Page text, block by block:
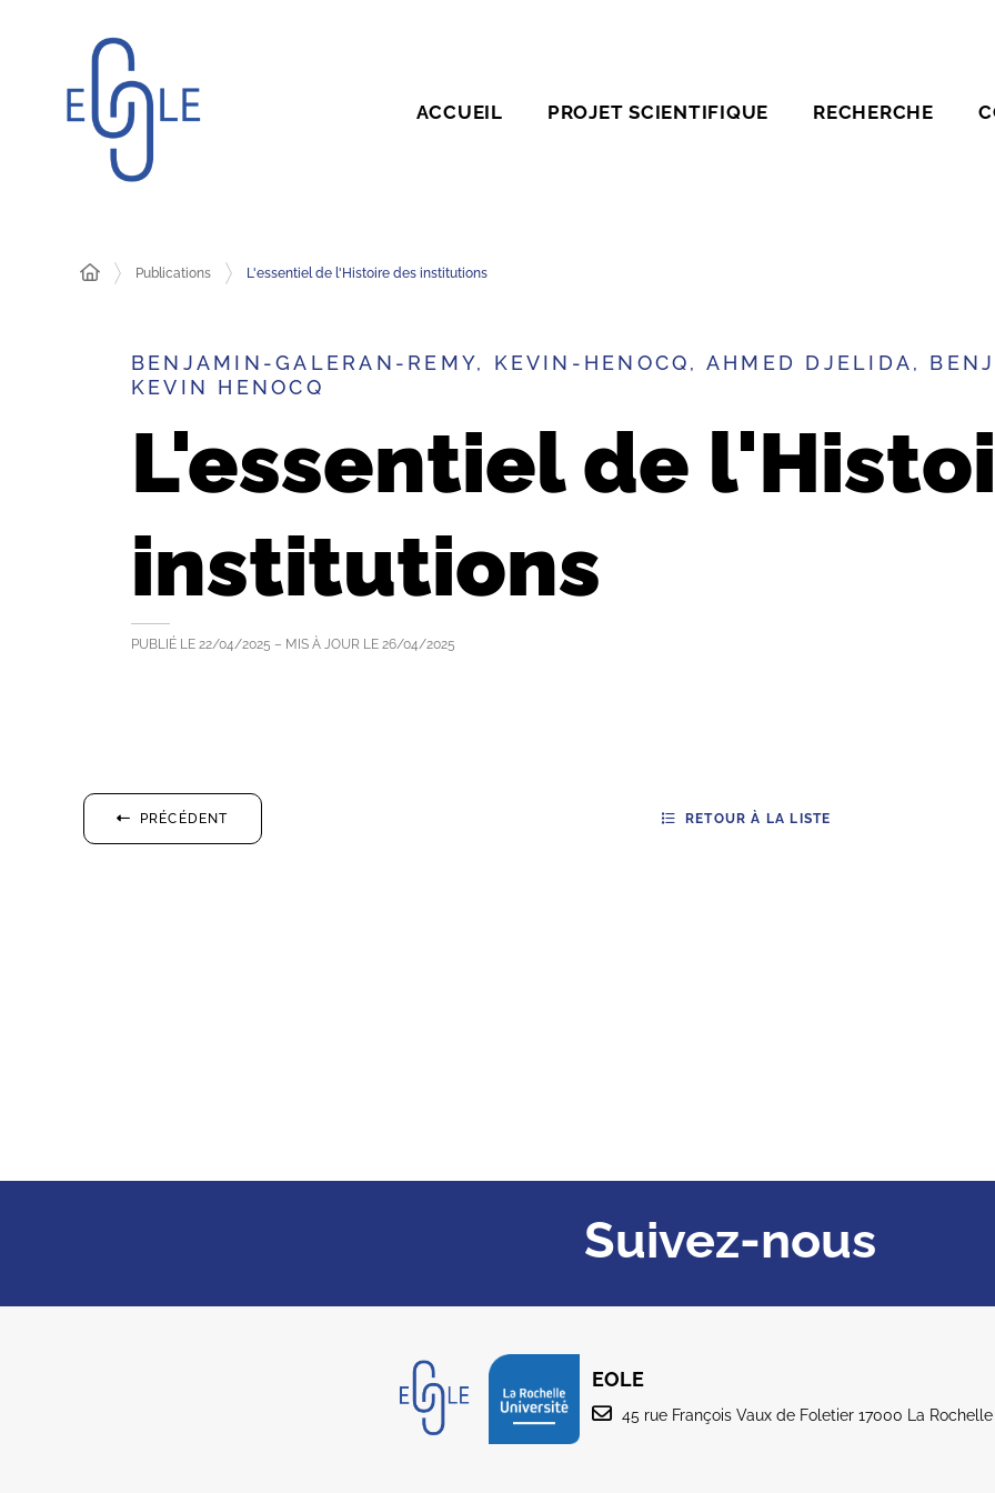
ACCUEIL PROJET SCIENTIFIQUE RECHERCHE
Publications L'essentiel de l'Histoire des institutions
BENJAMIN-GALERAN-REMY, KEVIN-HENOCQ, AHMED DJELIDA,
KEVIN HENOCQ
L'essentiel de
institutions
PUBLIÉ LE 22/04/2025 – MIS À JOUR LE 26/04/2025
PRÉCÉDENT RETOUR À LA LISTE
Suivez-nous
EOLE
45 rue François Vaux de Foletier 17000 La Rochelle